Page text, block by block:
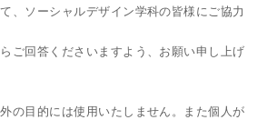
、ソーシャルデザイン学科の皆様にご協力
ご回答くださいますよう、お願い申し上げ
の目的には使用いたしません。また個人が